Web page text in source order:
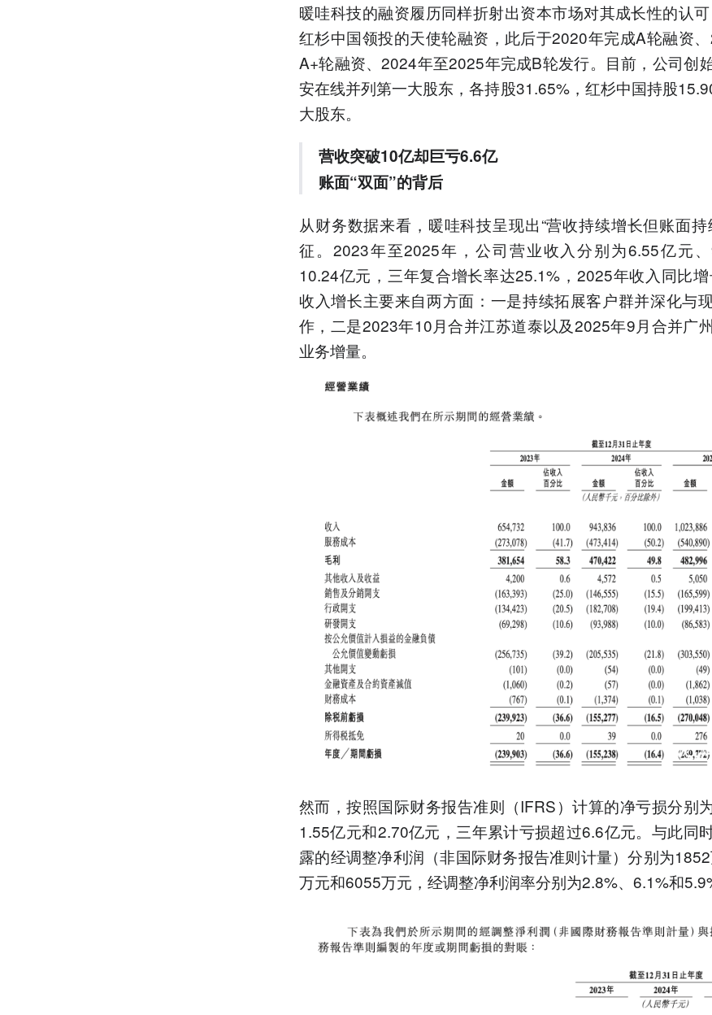
暖哇科技的融资履历同样折射出资本市场对其成长性的认
红杉中国领投的天使轮融资，此后于2020年完成A轮融资
A+轮融资、2024年至2025年完成B轮发行。目前，公司创
安在线并列第一大股东，各持股31.65%，红杉中国持股
大股东。
营收突破10亿却巨亏6.6亿
账面“双面”的背后
从财务数据来看，暖哇科技呈现出“营收持续增长但账面持
征。2023年至2025年，公司营业收入分别为6.55亿元
10.24亿元，三年复合增长率达25.1%，2025年收入同比
收入增长主要来自两方面：一是持续拓展客户群并深化与
作，二是2023年10月合并江苏道泰以及2025年9月合并广
业务增量。
然而，按照国际财务报告准则（IFRS）计算的净亏损分别为
1.55亿元和2.70亿元，三年累计亏损超过6.6亿元。与此同
露的经调整净利润（非国际财务报告准则计量）分别为
万元和6055万元，经调整净利润率分别为2.8%、6.1%和